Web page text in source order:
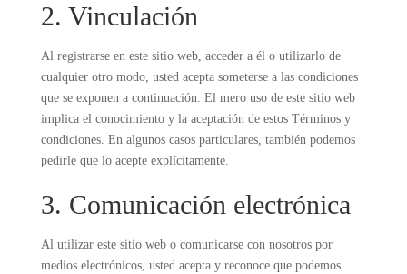
2. Vinculación
Al registrarse en este sitio web, acceder a él o utilizarlo de
cualquier otro modo, usted acepta someterse a las condiciones
que se exponen a continuación. El mero uso de este sitio web
implica el conocimiento y la aceptación de estos Términos y
condiciones. En algunos casos particulares, también podemos
pedirle que lo acepte explícitamente.
3. Comunicación electrónica
Al utilizar este sitio web o comunicarse con nosotros por
medios electrónicos, usted acepta y reconoce que podemos